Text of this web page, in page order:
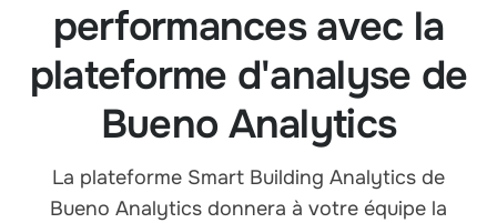
performances avec la
plateforme d'analyse de
Bueno Analytics
La plateforme Smart Building Analytics de
Bueno Analytics donnera à votre équipe la